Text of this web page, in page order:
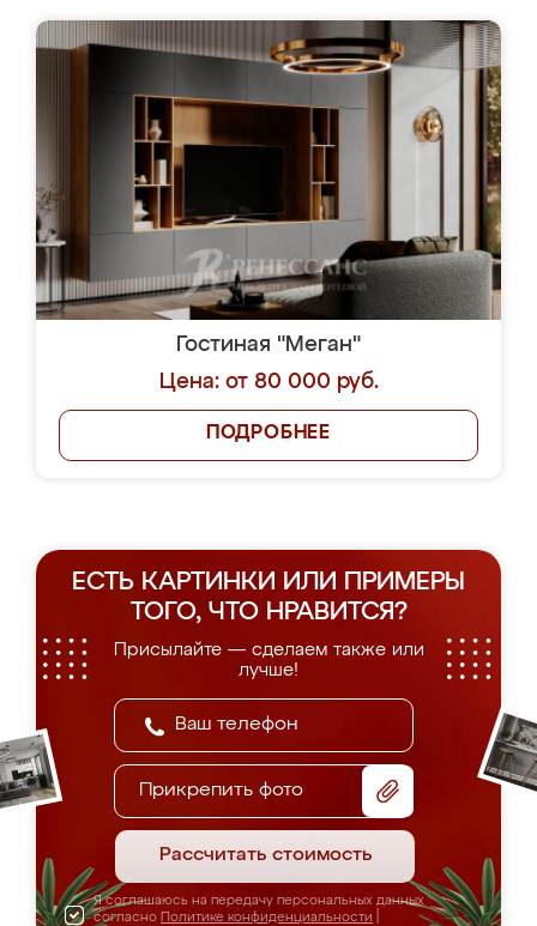
Гостиная "Меган"
Цена: от 80 000 руб.
ПОДРОБНЕЕ
ЕСТЬ КАРТИНКИ ИЛИ ПРИМЕРЫ
ТОГО, ЧТО НРАВИТСЯ?
Присылайте — сделаем также или
лучше!
Прикрепить фото
Рассчитать стоимость
Я соглашаюсь на передачу персональных данных
согласно Политике конфиденциальности